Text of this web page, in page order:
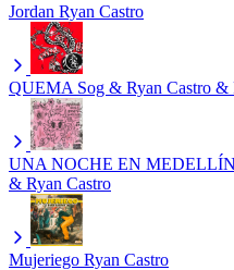
Jordan Ryan Castro
QUEMA Sog & Ryan Castro &
UNA NOCHE EN
& Ryan Castro
Mujeriego Ryan Castro